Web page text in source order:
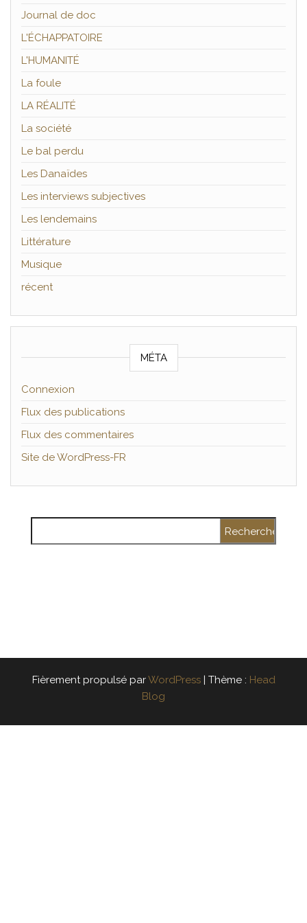
Journal de doc
L'ÉCHAPPATOIRE
L'HUMANITÉ
La foule
LA RÉALITÉ
La société
Le bal perdu
Les Danaïdes
Les interviews subjectives
Les lendemains
Littérature
Musique
récent
MÉTA
Connexion
Flux des publications
Flux des commentaires
Site de WordPress-FR
Fièrement propulsé parWordPress | Thème : Head
Blog